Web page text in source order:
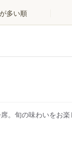
多い順
。旬の味わいをお楽